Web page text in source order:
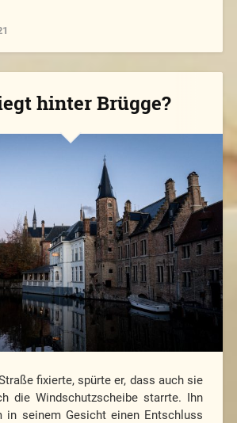
hinter Brügge?
fixierte, spürte er, dass auch sie
die Windschutzscheibe starrte. Ihn
in seinem Gesicht einen Entschluss